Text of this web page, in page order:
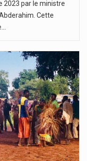
2023 par le ministre
Cette